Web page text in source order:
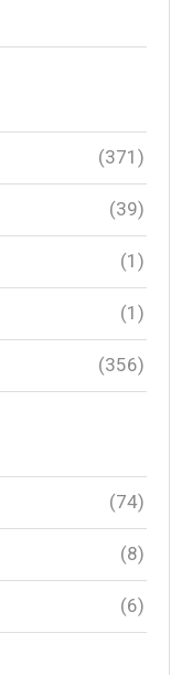
(371)
(39)
(1)
(1)
(356)
(74)
(8)
(6)